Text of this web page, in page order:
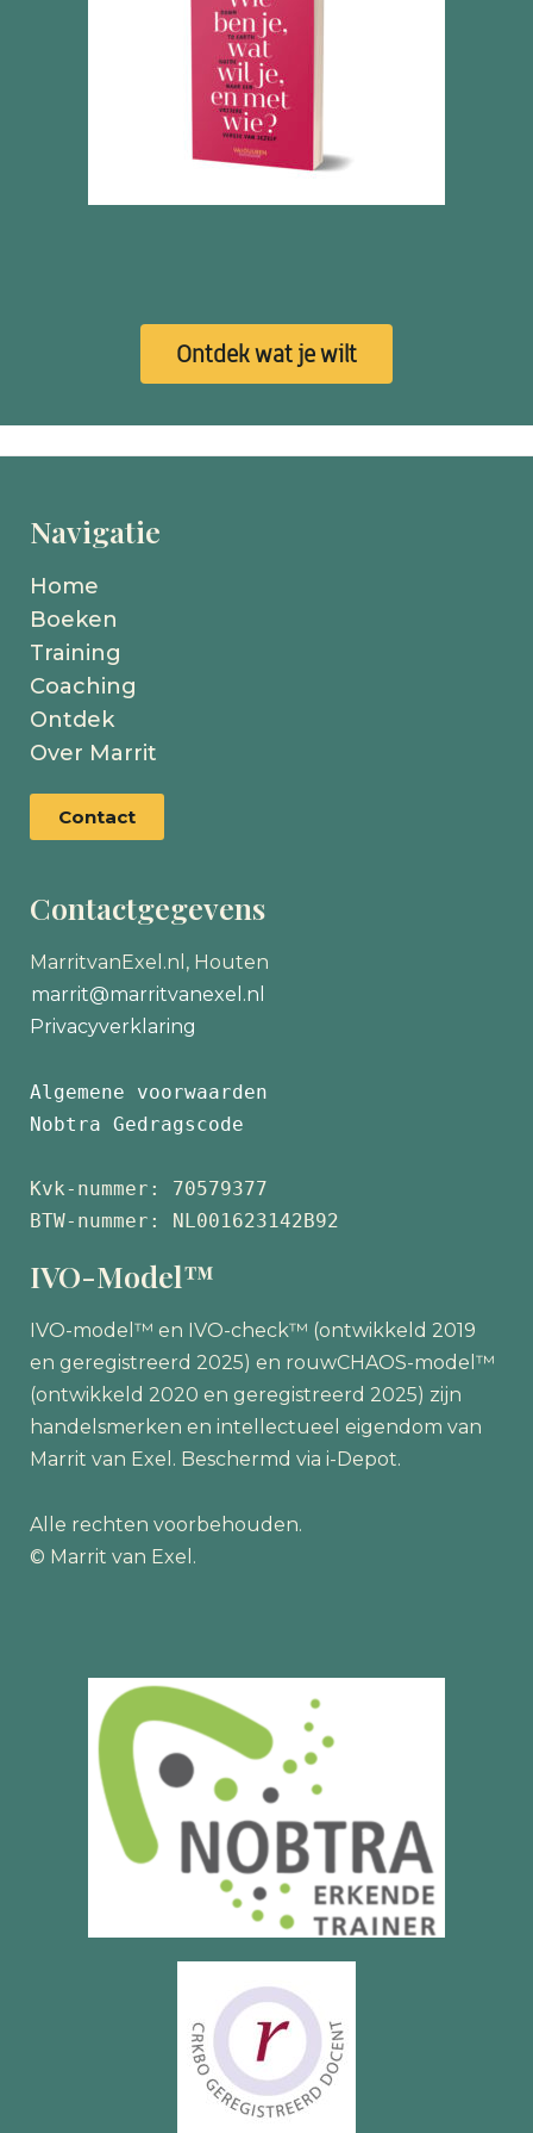
Ontdek wat je wilt
Navigatie
Home
Boeken
Training
Coaching
Ontdek
Over Marrit
Contact
Contactgegevens
MarritvanExel.nl, Houten
marrit@marritvanexel.nl
Privacyverklaring
Algemene voorwaarden
Nobtra Gedragscode
Kvk-nummer: 70579377
BTW-nummer: NL001623142B92
IVO-Model™
IVO-model™ en IVO-check™ (ontwikkeld 2019
en geregistreerd 2025) en rouwCHAOS-model™
(ontwikkeld 2020 en geregistreerd 2025) zijn
handelsmerken en intellectueel eigendom van
Marrit van Exel. Beschermd via i-Depot.
Alle rechten voorbehouden.
© Marrit van Exel.